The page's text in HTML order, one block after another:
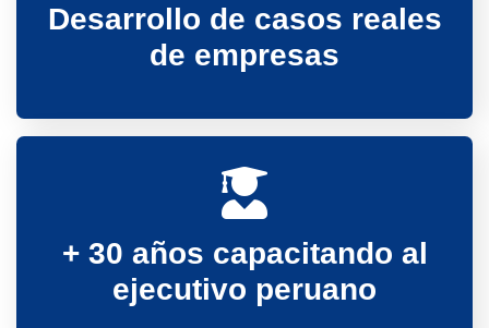
Desarrollo de casos reales
de empresas
+ 30 años capacitando al
ejecutivo peruano